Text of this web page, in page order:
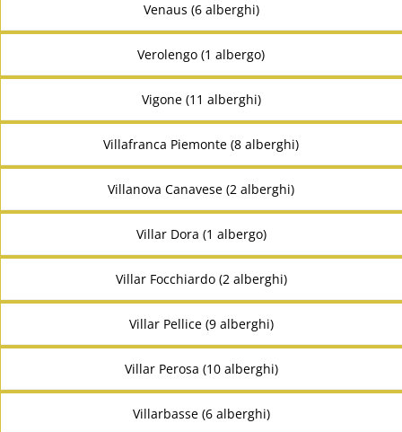
Venaus (6 alberghi)
Verolengo (1 albergo)
Vigone (11 alberghi)
Villafranca Piemonte (8 alberghi)
Villanova Canavese (2 alberghi)
Villar Dora (1 albergo)
Villar Focchiardo (2 alberghi)
Villar Pellice (9 alberghi)
Villar Perosa (10 alberghi)
Villarbasse (6 alberghi)